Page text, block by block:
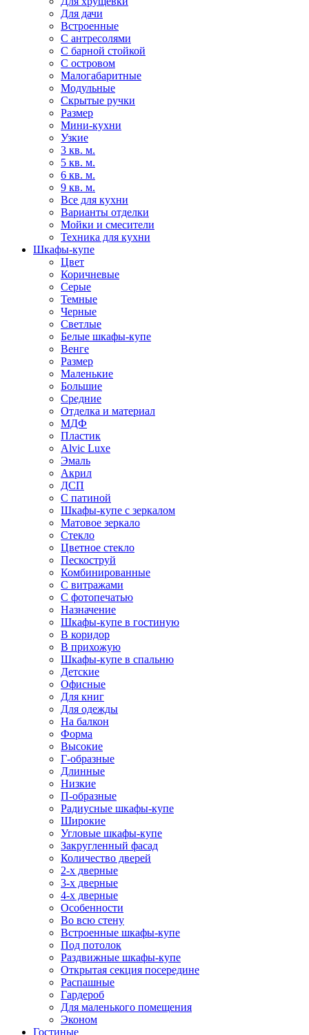
Для дачи
Встроенные
С антресолями
С барной стойкой
С островом
Малогабаритные
Модульные
Скрытые ручки
Размер
Мини-кухни
Узкие
3 кв. м.
5 кв. м.
6 кв. м.
9 кв. м.
Все для кухни
Варианты отделки
Мойки и смесители
Техника для кухни
Шкафы-купе
Цвет
Коричневые
Серые
Темные
Черные
Светлые
Белые шкафы-купе
Венге
Размер
Маленькие
Большие
Средние
Отделка и материал
МДФ
Пластик
Alvic Luxe
Эмаль
Акрил
ДСП
С патиной
Шкафы-купе с зеркалом
Матовое зеркало
Стекло
Цветное стекло
Пескоструй
Комбинированные
С витражами
С фотопечатью
Назначение
Шкафы-купе в гостиную
В коридор
В прихожую
Шкафы-купе в спальню
Детские
Офисные
Для книг
Для одежды
На балкон
Форма
Высокие
Г-образные
Длинные
Низкие
П-образные
Радиусные шкафы-купе
Широкие
Угловые шкафы-купе
Закругленный фасад
Количество дверей
2-х дверные
3-х дверные
4-х дверные
Особенности
Во всю стену
Встроенные шкафы-купе
Под потолок
Раздвижные шкафы-купе
Открытая секция посередине
Распашные
Гардероб
Для маленького помещения
Эконом
Гостиные